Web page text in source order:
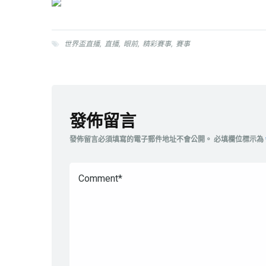
世界盃直播, 直播, 眼前, 精彩賽事, 賽事
發佈留言
發佈留言必須填寫的電子郵件地址不會公開。 必填欄位標示為